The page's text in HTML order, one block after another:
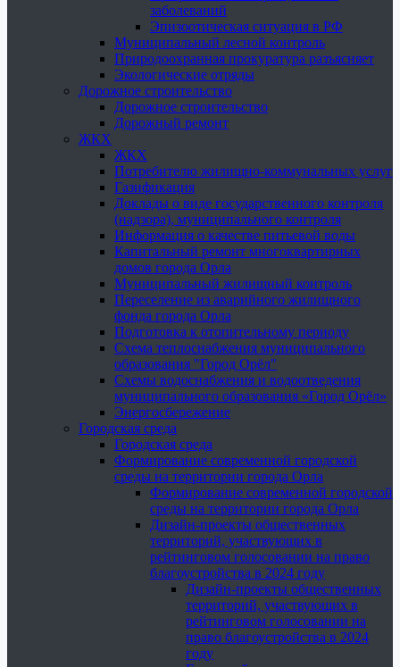
заболеваний
Эпизоотическая ситуация в РФ
Муниципальный лесной контроль
Природоохранная прокуратура разъясняет
Экологические отряды
Дорожное строительство
Дорожное строительство
Дорожный ремонт
ЖКХ
ЖКХ
Потребителю жилищно-коммунальных услуг
Газификация
Доклады о виде государственного контроля
(надзора), муниципального контроля
Информация о качестве питьевой воды
Капитальный ремонт многоквартирных
домов города Орла
Муниципальный жилищный контроль
Переселение из аварийного жилищного
фонда города Орла
Подготовка к отопительному периоду
Схема теплоснабжения муниципального
образования "Город Орёл"
Схемы водоснабжения и водоотведения
муниципального образования «Город Орёл»
Энергосбережение
Городская среда
Городская среда
Формирование современной городской
среды на территории города Орла
Формирование современной городской
среды на территории города Орла
Дизайн-проекты общественных
территорий, участвующих в
рейтинговом голосовании на право
благоустройства в 2024 году
Дизайн-проекты общественных
территорий, участвующих в
рейтинговом голосовании на
право благоустройства в 2024
году